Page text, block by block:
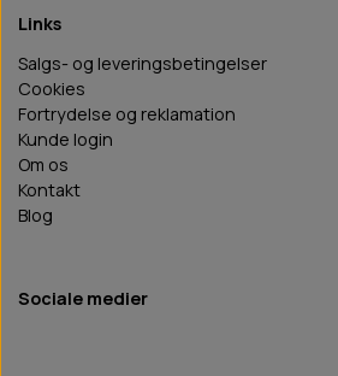
Links
Salgs- og leveringsbetingelser
Cookies
Fortrydelse og reklamation
Kunde login
Om os
Kontakt
Blog
Sociale medier